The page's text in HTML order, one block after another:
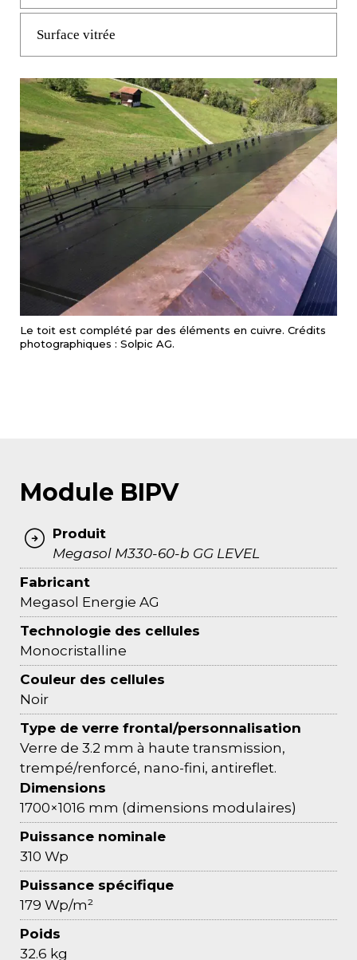
Surface vitrée
Le toit est complété par des éléments en cuivre. Crédits
photographiques : Solpic AG.
Module BIPV
Produit
Megasol M330-60-b GG LEVEL
Fabricant
Megasol Energie AG
Technologie des cellules
Monocristalline
Couleur des cellules
Noir
Type de verre frontal/personnalisation
Verre de 3.2 mm à haute transmission,
trempé/renforcé, nano-fini, antireflet.
Dimensions
1700×1016 mm (dimensions modulaires)
Puissance nominale
310 Wp
Puissance spécifique
179 Wp/m²
Poids
32.6 kg